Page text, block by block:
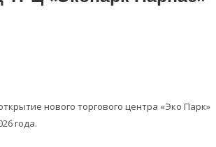
нового торгового центра «Эко Парк»
года.